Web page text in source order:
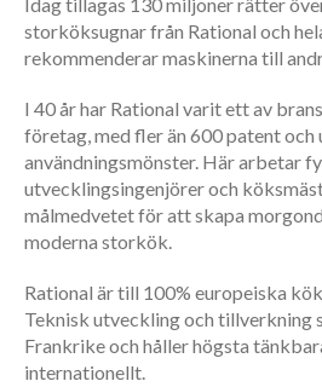
HOBART
SERVICE
SE
VARUMÄRKEN
OM
RMS
OM
RMS
ENGLISH
AKTUELLT
LEDIGA
TJÄNSTER
storköksugnar från Rational och
rekommenderar maskinerna till
I 40 år har Rational varit ett av
företag, med fler än 600 patent och
användningsmönster. Här arbetar
utvecklingsingenjörer och
målmedvetet för att skapa
moderna storkök.
Rational är till 100% europeiska
Teknisk utveckling och tillverkning
Frankrike och håller högsta
internationellt.